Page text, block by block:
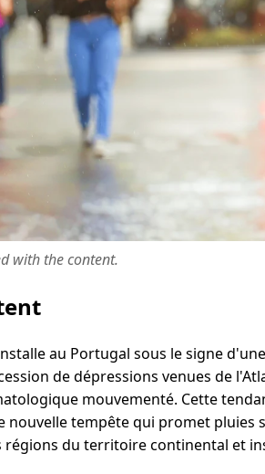
with the content.
au Portugal sous le signe
de dépressions venues de
mouvementé. Cette
nouvelle tempête qui promet
régions du territoire continental et